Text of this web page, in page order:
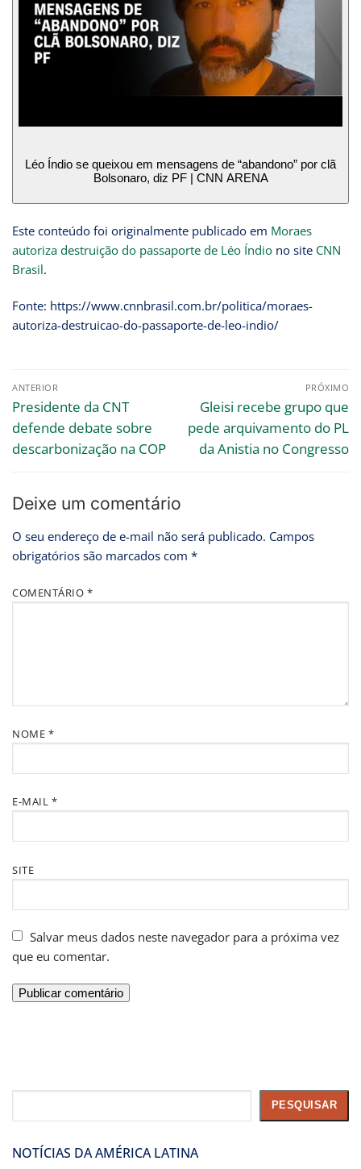
Léo Índio se queixou em mensagens de “abandono” por clã
Bolsonaro, diz PF | CNN ARENA
Este conteúdo foi originalmente publicado em Moraes
autoriza destruição do passaporte de Léo Índio no site CNN
Brasil.
Fonte: https://www.cnnbrasil.com.br/politica/moraes-
autoriza-destruicao-do-passaporte-de-leo-indio/
ANTERIOR
Presidente da CNT
defende debate sobre
descarbonização na COP
PRÓXIMO
Gleisi recebe grupo que
pede arquivamento do PL
da Anistia no Congresso
Deixe um comentário
O seu endereço de e-mail não será publicado. Campos
obrigatórios são marcados com *
COMENTÁRIO *
NOME *
E-MAIL *
SITE
Salvar meus dados neste navegador para a próxima vez
que eu comentar.
PESQUISAR
NOTÍCIAS DA AMÉRICA LATINA